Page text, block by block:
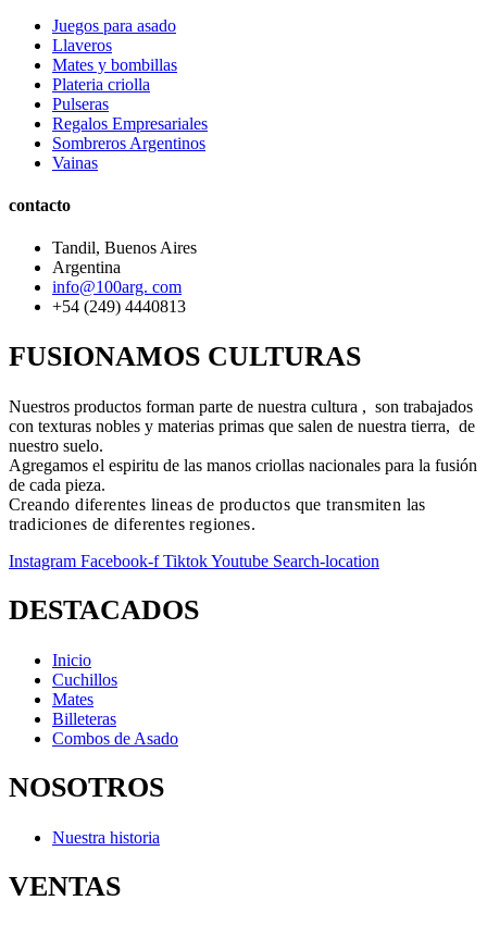
Juegos para asado
Llaveros
Mates y bombillas
Plateria criolla
Pulseras
Regalos Empresariales
Sombreros Argentinos
Vainas
contacto
Tandil, Buenos Aires
Argentina
info@100arg. com
+54 (249) 4440813
FUSIONAMOS CULTURAS
Nuestros productos forman parte de nuestra cultura , son trabajados
con texturas nobles y materias primas que salen de nuestra tierra, de
nuestro suelo.
Agregamos el espiritu de las manos criollas nacionales para la fusión
de cada pieza.
Creando diferentes lineas de productos que transmiten las
tradiciones de diferentes regiones.
Instagram Facebook-f TiktokYoutube Search-location
DESTACADOS
Inicio
Cuchillos
Mates
Billeteras
Combos de Asado
NOSOTROS
Nuestra historia
VENTAS